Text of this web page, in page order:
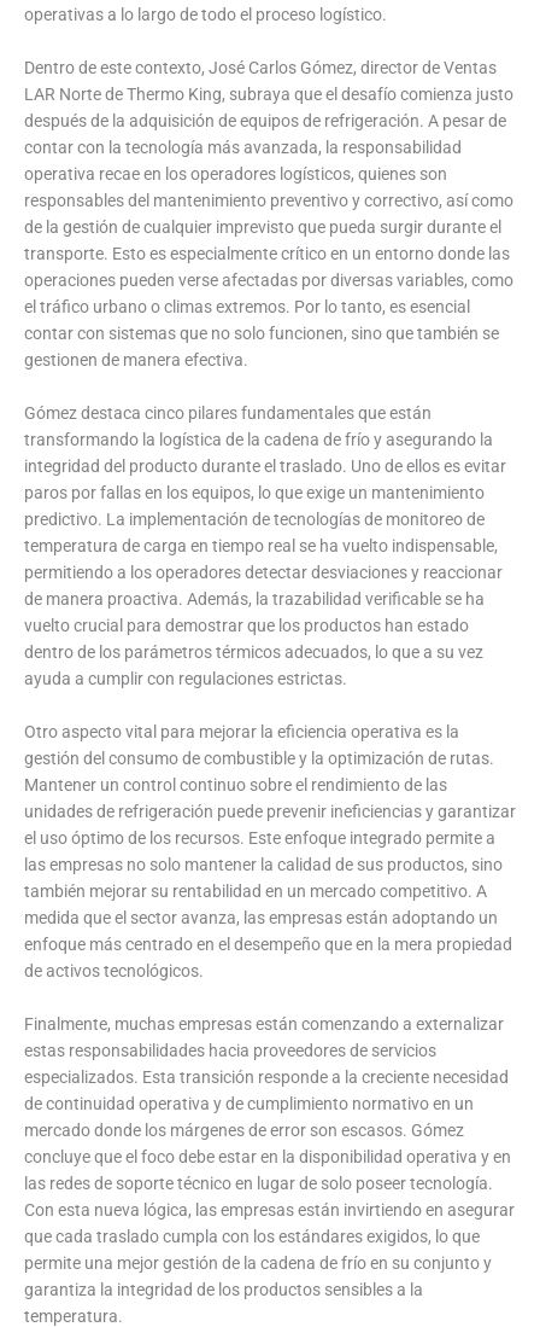
operativas a lo largo de todo el proceso logístico.
Dentro de este contexto, José Carlos Gómez, director de Ventas
LAR Norte de Thermo King, subraya que el desafío comienza justo
después de la adquisición de equipos de refrigeración. A pesar de
contar con la tecnología más avanzada, la responsabilidad
operativa recae en los operadores logísticos, quienes son
responsables del mantenimiento preventivo y correctivo, así como
de la gestión de cualquier imprevisto que pueda surgir durante el
transporte. Esto es especialmente crítico en un entorno donde las
operaciones pueden verse afectadas por diversas variables, como
el tráfico urbano o climas extremos. Por lo tanto, es esencial
contar con sistemas que no solo funcionen, sino que también se
gestionen de manera efectiva.
Gómez destaca cinco pilares fundamentales que están
transformando la logística de la cadena de frío y asegurando la
integridad del producto durante el traslado. Uno de ellos es evitar
paros por fallas en los equipos, lo que exige un mantenimiento
predictivo. La implementación de tecnologías de monitoreo de
temperatura de carga en tiempo real se ha vuelto indispensable,
permitiendo a los operadores detectar desviaciones y reaccionar
de manera proactiva. Además, la trazabilidad verificable se ha
vuelto crucial para demostrar que los productos han estado
dentro de los parámetros térmicos adecuados, lo que a su vez
ayuda a cumplir con regulaciones estrictas.
Otro aspecto vital para mejorar la eficiencia operativa es la
gestión del consumo de combustible y la optimización de rutas.
Mantener un control continuo sobre el rendimiento de las
unidades de refrigeración puede prevenir ineficiencias y garantizar
el uso óptimo de los recursos. Este enfoque integrado permite a
las empresas no solo mantener la calidad de sus productos, sino
también mejorar su rentabilidad en un mercado competitivo. A
medida que el sector avanza, las empresas están adoptando un
enfoque más centrado en el desempeño que en la mera propiedad
de activos tecnológicos.
Finalmente, muchas empresas están comenzando a externalizar
estas responsabilidades hacia proveedores de servicios
especializados. Esta transición responde a la creciente necesidad
de continuidad operativa y de cumplimiento normativo en un
mercado donde los márgenes de error son escasos. Gómez
concluye que el foco debe estar en la disponibilidad operativa y en
las redes de soporte técnico en lugar de solo poseer tecnología.
Con esta nueva lógica, las empresas están invirtiendo en asegurar
que cada traslado cumpla con los estándares exigidos, lo que
permite una mejor gestión de la cadena de frío en su conjunto y
garantiza la integridad de los productos sensibles a la
temperatura.